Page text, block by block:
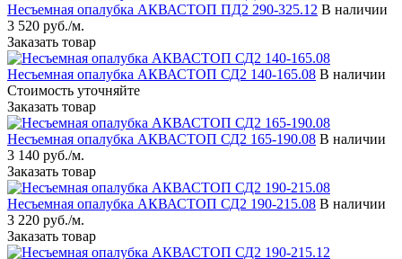
Несъемная опалубка АКВАСТОП ПД2 290-325.12 В наличии
3 520 руб./м.
Заказать товар
Несъемная опалубка АКВАСТОП СД2 140-165.08 В наличии
Стоимость уточняйте
Заказать товар
Несъемная опалубка АКВАСТОП СД2 165-190.08 В наличии
3 140 руб./м.
Заказать товар
Несъемная опалубка АКВАСТОП СД2 190-215.08 В наличии
3 220 руб./м.
Заказать товар